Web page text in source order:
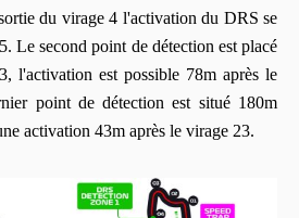
du virage 4 l'activation du DRS se
Le second point de détection est placé
l'activation est possible 78m après le
point de détection est situé 180m
activation 43m après le virage 23.